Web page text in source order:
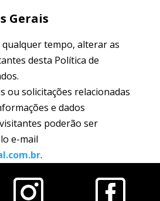
Gerais
qualquer tempo, alterar as
desta Política de
ou solicitações relacionadas
e dados
poderão ser
e-mail
.